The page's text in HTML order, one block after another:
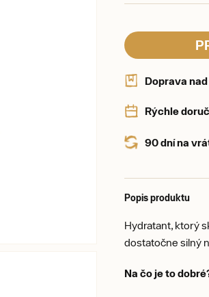
Doprava
Rýchle
90 dní na
Popis produktu
Hydratant, ktorý
dostatočne silný
Na čo je to